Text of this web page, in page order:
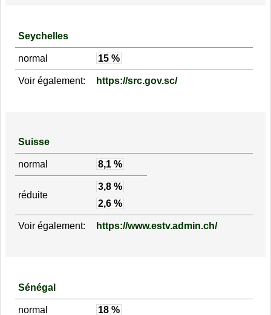
Seychelles
normal 15 %
Voir également: https://src.gov.sc/
Suisse
normal 8,1 %
réduite
3,8 %
2,6 %
Voir également: https://www.estv.admin.ch/
Sénégal
normal 18 %